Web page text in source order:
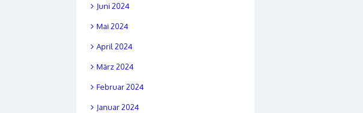
Juni 2024
Mai 2024
April 2024
März 2024
Februar 2024
Januar 2024